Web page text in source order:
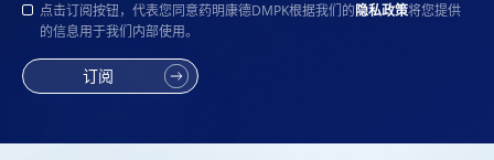
点击订阅按钮，代表您同意药明康德DMPK根据我们的隐私政策将您提供
的信息用于我们内部使用。
订阅